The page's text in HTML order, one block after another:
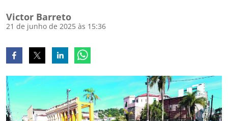
Victor Barreto
21 de junho de 2025 às 15:36